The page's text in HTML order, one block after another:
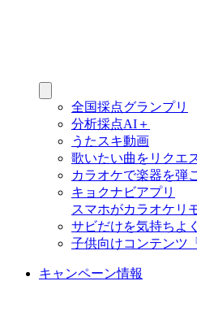
全国採点グランプリ
分析採点AI＋
うたスキ動画
歌いたい曲をリクエ
カラオケで楽器を弾
キョクナビアプリ
スマホがカラオケリ
サビだけを気持ちよ
子供向けコンテンツ
キャンペーン情報